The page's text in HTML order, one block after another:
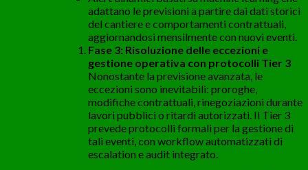
adattano le previsioni a partire dai dati storici
del cantiere e comportamenti contrattuali,
aggiornandosi mensilmente con nuovi eventi.
Fase 3: Risoluzione delle eccezioni e
gestione operativa con protocolli Tier 3
Nonostante la previsione avanzata, le
eccezioni sono inevitabili: proroghe,
modifiche contrattuali, rinegoziazioni durante
lavori pubblici o ritardi autorizzati. Il Tier 3
prevede protocolli formali per la gestione di
tali eventi, con workflow automatizzati di
escalation e audit integrato.